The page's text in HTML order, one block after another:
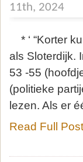
11th, 2024
* ‘ “Korter
als Sloterdijk.
53 -55
(politieke
lezen. Als er
Read Full